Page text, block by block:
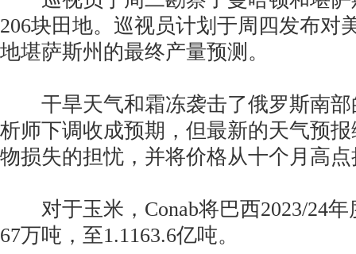
206块田地。巡视员计划于周四发布对
地堪萨斯州的最终产量预测。
干旱天气和霜冻袭击了俄罗斯南部
析师下调收成预期，但最新的天气预
物损失的担忧，并将价格从十个月高
对于玉米，Conab将巴西2023/24年
67万吨，至1.1163.6亿吨。